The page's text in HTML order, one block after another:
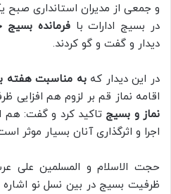
و جمعی از مدیران استانداری صبح
در بسیج ادارات بافرمانده بسیج
دیدار و گفت و گو کردند.
در این دیدار کهبه مناسبت هفته
اقامه نماز قم بر لزوم هم افزایی
نماز و بسیج تاکید کرد و گفت: هم
اجرا و اثرگذاری آنان بسیار موثر
حجت الاسلام و المسلمین علی
ظرفیت بسیج در بین نسل نو اشاره